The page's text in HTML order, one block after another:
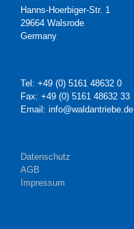
Hanns-Hoerbiger-Str. 1
29664 Walsrode
Germany
Tel: +49 (0) 5161 48632 0
Fax: +49 (0) 5161 48632 33
Email: info@waldantriebe.de
Datenschutz
AGB
Impressum